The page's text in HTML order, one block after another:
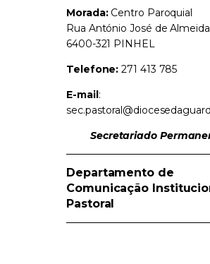
Morada:Centro Paroquial
Rua António José de
6400-321 PINHEL
Telefone: 271 413 785
E-mail:
Secretariado
Departamento de
Comunicação
Pastoral